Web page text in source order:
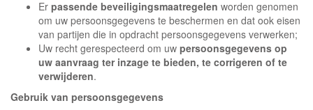
Er passende beveiligingsmaatregelen worden genomen
om uw persoonsgegevens te beschermen en dat ook eisen
van partijen die in opdracht persoonsgegevens verwerken;
Uw recht gerespecteerd om uw persoonsgegevens op
uw aanvraag ter inzage te bieden, te corrigeren of te
verwijderen.
Gebruik van persoonsgegevens